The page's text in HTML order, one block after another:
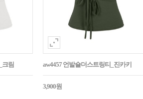
크림 aw4457 언발숄더스트링티_진카키
3,900원